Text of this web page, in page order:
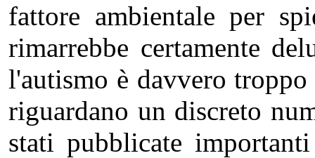
fattore ambientale per
rimarrebbe certamente
l'autismo è davvero
riguardano un discreto
stati pubblicate